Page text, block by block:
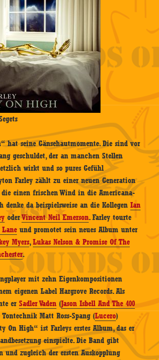
hat seine Gänsehautmomente. Die sind vor
geschuldet, der an manchen Stellen
wirkt und so pures Gefühl
Farley zählt zu einer neuen Generation
einen frischen Wind in die Americana-
denke da beispielsweise an die KollegenIan
oderVincent Neil Emerson. Farley tourte
und promotet sein neues Album unter
Myers,Lukas Nelson & Promise Of The
.
mit zehn Eigenkompositionen
eigenen Label Hargrove Records. Als
erSadler Vaden (Jason Isbell And The 400
Matt Ross-Spang (Lucero)
On High“ ist Farleys erstes Album, das er
einspielte. Die Band gibt
und zugleich der ersten Auskopplung